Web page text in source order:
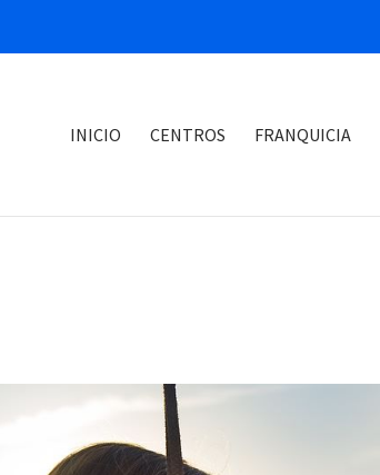
INICIO CENTROS FRANQUICIA